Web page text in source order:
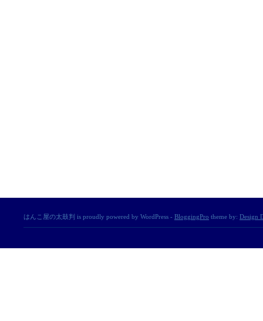
はんこ屋の太鼓判 is proudly powered by WordPress - BloggingPro theme by: Design